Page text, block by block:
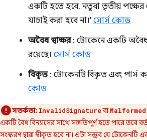
একটি হতে হবে, নতুবা তৃতীয়
যাচাই করা হবে না।' সোর্স কোড
অবৈধ স্বাক্ষর: টোকেনে একটি অবৈধ
রয়েছে। সোর্স কোড
বিকৃত: টোকেনটি বিকৃত এবং পার্স
কোড
সতর্কতা: InvalidSignatureবাMalformed
একটি বৈধ বিন্যাসের সাথে সঙ্গতিপূর্ণ হতে পারে তবে
সংস্করণ দ্বারা স্বীকৃত হবে না। এটা সম্ভব যে টোকেনটি